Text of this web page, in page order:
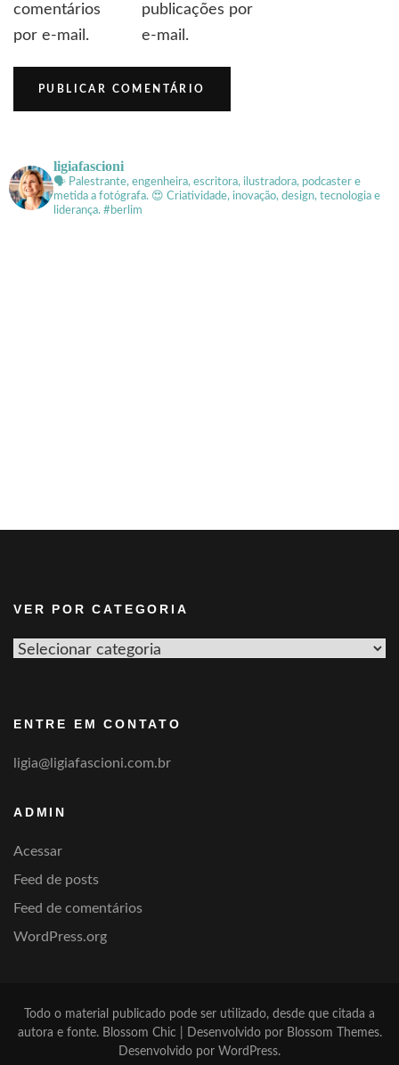
comentários
por e-mail.
publicações por
e-mail.
ligiafascioni
🗣 Palestrante, engenheira, escritora, ilustradora, podcaster e
metida a fotógrafa. 😍 Criatividade, inovação, design, tecnologia e
liderança. #berlim
VER POR CATEGORIA
Ver
ENTRE EM CONTATO
ligia@ligiafascioni.com.br
ADMIN
Acessar
Feed de posts
Feed de comentários
WordPress.org
Todo o material publicado pode ser utilizado, desde que citada a
autora e fonte.Blossom Chic | Desenvolvido por Blossom Themes.
Desenvolvido por WordPress.